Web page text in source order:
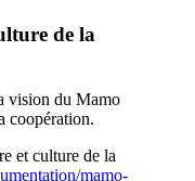
de la
vision du Mamo
coopération.
et culture de la
mamo-